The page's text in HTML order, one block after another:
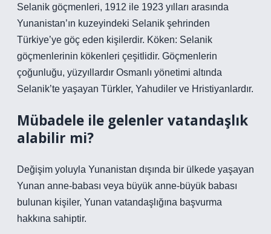
Selanik göçmenleri, 1912 ile 1923 yılları arasında
Yunanistan’ın kuzeyindeki Selanik şehrinden
Türkiye’ye göç eden kişilerdir. Köken: Selanik
göçmenlerinin kökenleri çeşitlidir. Göçmenlerin
çoğunluğu, yüzyıllardır Osmanlı yönetimi altında
Selanik’te yaşayan Türkler, Yahudiler ve Hristiyanlardır.
Mübadele ile gelenler vatandaşlık
alabilir mi?
Değişim yoluyla Yunanistan dışında bir ülkede yaşayan
Yunan anne-babası veya büyük anne-büyük babası
bulunan kişiler, Yunan vatandaşlığına başvurma
hakkına sahiptir.